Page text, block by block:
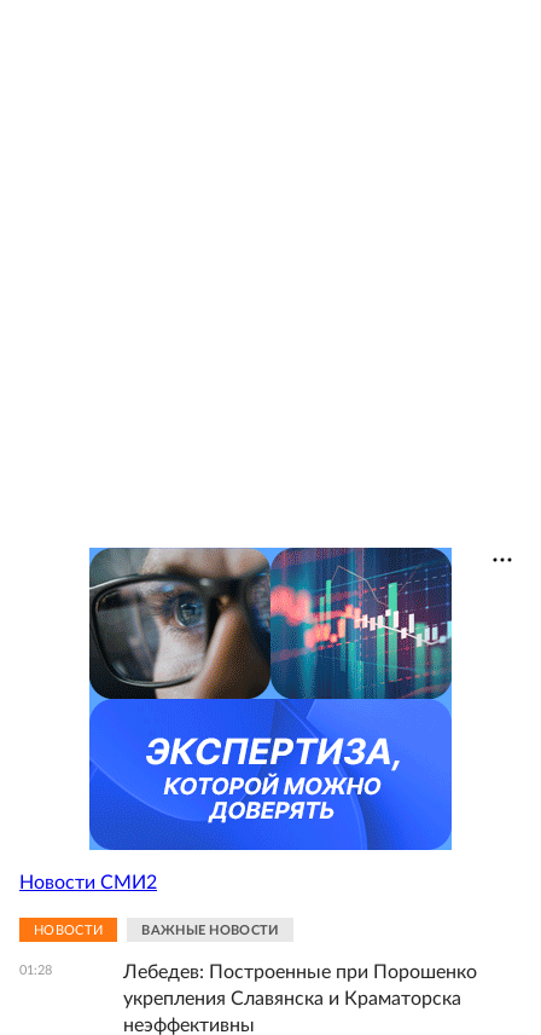
Новости СМИ2
НОВОСТИ ВАЖНЫЕ НОВОСТИ
01:28
Лебедев: Построенные при Порошенко
укрепления Славянска и Краматорска
неэффективны